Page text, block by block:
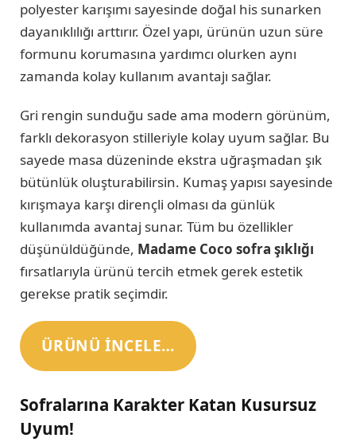
polyester karışımı sayesinde doğal his sunarken
dayanıklılığı arttırır. Özel yapı, ürünün uzun süre
formunu korumasına yardımcı olurken aynı
zamanda kolay kullanım avantajı sağlar.
Gri rengin sunduğu sade ama modern görünüm,
farklı dekorasyon stilleriyle kolay uyum sağlar. Bu
sayede masa düzeninde ekstra uğraşmadan şık
bütünlük oluşturabilirsin. Kumaş yapısı sayesinde
kırışmaya karşı dirençli olması da günlük
kullanımda avantaj sunar. Tüm bu özellikler
düşünüldüğünde, Madame Coco sofra şıklığı
fırsatlarıyla ürünü tercih etmek gerek estetik
gerekse pratik seçimdir.
ÜRÜNÜ INCELE…
Sofralarına Karakter Katan Kusursuz
Uyum!